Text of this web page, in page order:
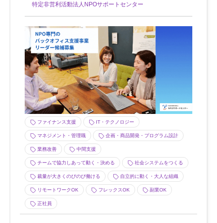
特定非営利活動法人NPOサポートセンター
ファイナンス支援 IT・テクノロジー
マネジメント・管理職 企画・商品開発・プログラム設計
業務改善 中間支援
チームで協力しあって動く・決める 社会システムをつくる
裁量が大きくのびのび働ける 自立的に動く・大人な組織
リモートワークOK フレックスOK 副業OK
正社員